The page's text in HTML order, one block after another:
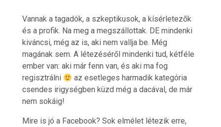
Vannak a tagadók, a szkeptikusok, a kísérletezők
és a profik. Na meg a megszállottak. DE mindenki
kiváncsi, még az is, aki nem vallja be. Még
magának sem. A létezéséről mindenki tud, kétféle
ember van: aki már fenn van, és aki ma fog
regisztrálni
az esetleges harmadik kategória
csendes irigységben küzd még a dacával, de már
nem sokáig!
Mire is jó a Facebook? Sok elmélet létezik erre,